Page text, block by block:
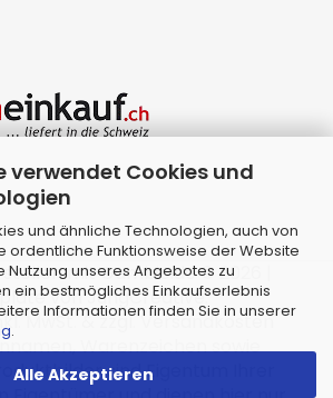
verwendet Cookies und
und ähnliche Technologien, auch von
ordentliche Funktionsweise der Website
Nutzung unseres Angebotes zu
ein bestmögliches Einkaufserlebnis
Informationen finden Sie in unserer
.
Alle Akzeptieren
mit Gambio.de © 2026 |
vonJungCreative.
MwSt. & zzgl. Versandkosten
Warenzeichen sowie
sind Eigentum Ihrer